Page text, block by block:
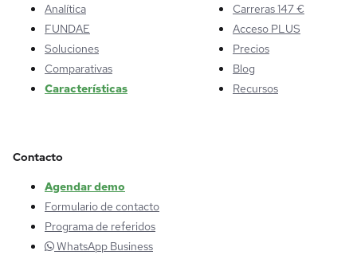
Analítica
FUNDAE
Soluciones
Comparativas
Características
Carreras 147 €
Acceso PLUS
Precios
Blog
Recursos
Contacto
Agendar demo
Formulario de contacto
Programa de referidos
WhatsApp Business